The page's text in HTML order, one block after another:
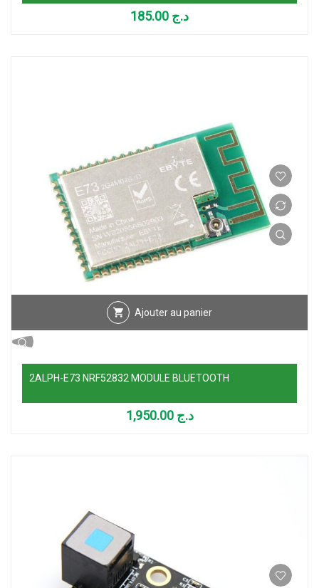
د.ج
Ajouter au panier
2ALPH-E73 NRF52832 MODULE BLUETOOTH
د.ج 1,950.00